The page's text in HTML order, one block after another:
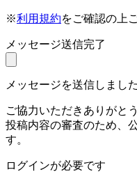
※利用規約をご確認の上
メッセージ送信完了
メッセージを送信しました
ご協力いただきありがと
投稿内容の審査のため、
す。
ログインが必要です